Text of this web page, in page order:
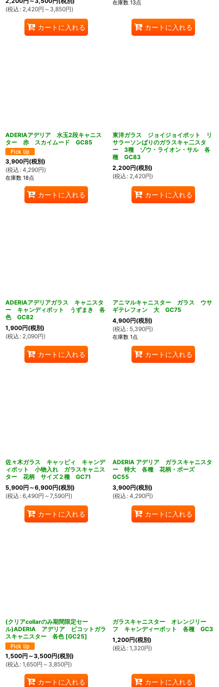
(税込 : 2,420円 ～3,850円)
カートに入れる
在庫数 13点
カートに入れる
ADERIAアデリア 水玉2段キャニス
ター 赤 スカイムード GC85
3,900円(税別)
(税込 : 4,290円)
在庫数 18点
カートに入れる
東洋ガラス ジョイジョイポット リ
サラーソンばりのガラスキャ二スタ
ー 3種 ゾウ・ライオン・サル 各
種 GC83
2,200円(税別)
(税込 : 2,420円)
カートに入れる
ADERIAアデリアガラス キャニスタ
ー キャンディポット うずまき 各
色 GC82
1,900円(税別)
(税込 : 2,090円)
カートに入れる
アニマルキャニスター ガラス ウサ
ギテレフォン 大 GC75
4,900円(税別)
(税込 : 5,390円)
在庫数 1点
カートに入れる
佐々木ガラス キャッピィ キャンデ
ィポット 小物入れ ガラスキャニス
ター 花柄 サイズ２種 GC71
5,900円 ～6,900円(税別)
(税込 : 6,490円 ～7,590円)
カートに入れる
ADERIA アデリア ガラスキャニスタ
ー 特大 各種 花柄・ポーズ
GC55
3,900円(税別)
(税込 : 4,290円)
カートに入れる
(クリアcollarのみ期間限定セー
ル)ADERIA アデリア ピコットガラ
スキャニスター 各色 [GC25]
1,500円 ～3,500円(税別)
(税込 : 1,650円 ～3,850円)
カートに入れる
ガラスキャニスター オレンジリー
フ キャンディーポット 各種 GC3
1,200円(税別)
(税込 : 1,320円)
カートに入れる